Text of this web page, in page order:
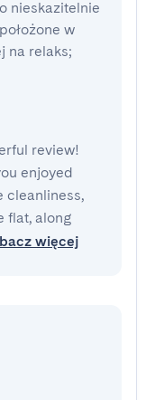
nieskazitelnie
w
na relaks;
review!
enjoyed
cleanliness,
flat, along
więcej